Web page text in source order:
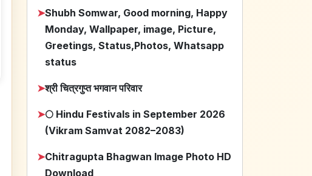
➤Shubh Somwar, Good morning, Happy
Monday, Wallpaper, image, Picture,
Greetings, Status,Photos, Whatsapp
status
➤श्री चित्रगुप्त भगवान परिवार
➤🌕 Hindu Festivals in September 2026
(Vikram Samvat 2082–2083)
➤Chitragupta Bhagwan Image Photo HD
Download